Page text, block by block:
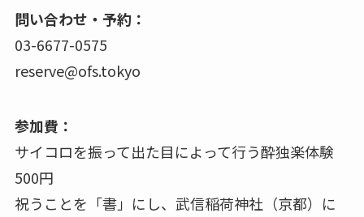
問い合わせ・予約：
03-6677-0575
reserve@ofs.tokyo
参加費：
サイコロを振って出た目によって行う酔独楽体験
500円
祝うことを「書」にし、武信稲荷神社（京都）に